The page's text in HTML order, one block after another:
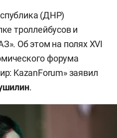
(ДНР)
троллейбусов и
Об этом на полях XVI
форума
KazanForum» заявил
.